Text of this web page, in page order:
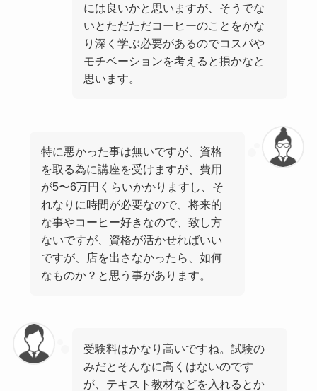
には良いかと思いますが、そうでな
いとただただコーヒーのことをかな
り深く学ぶ必要があるのでコスパや
モチベーションを考えると損かなと
思います。
特に悪かった事は無いですが、資格
を取る為に講座を受けますが、費用
が5〜6万円くらいかかりますし、そ
れなりに時間が必要なので、将来的
な事やコーヒー好きなので、致し方
ないですが、資格が活かせればいい
ですが、店を出さなかったら、如何
なものか？と思う事があります。
受験料はかなり高いですね。試験の
みだとそんなに高くはないのです
が、テキスト教材などを入れるとか